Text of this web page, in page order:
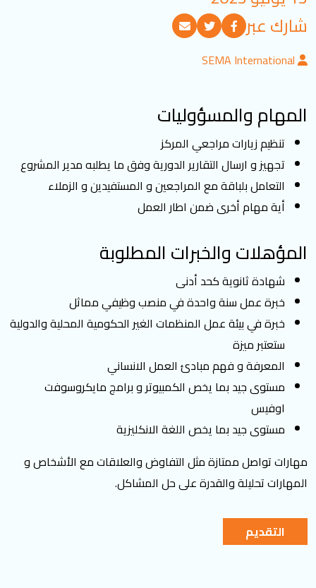
تسجيل الدخول
العربية
تابعنا
شارك عبر
SEMA International
المهام والمسؤوليات
تنظيم زيارات مراجعي المركز
تجهيز و ارسال التقارير الدورية وفق ما يطلبه مدير المشروع
التعامل بلباقة مع المراجعين و المستفيدين و الزملاء
أية مهام أخرى ضمن اطار العمل
المؤهلات والخبرات المطلوبة
شهادة ثانوية كحد أدنى
خبرة عمل سنة واحدة في منصب وظيفي مماثل
خبرة في ﺑﻴﺌﺔ ﻋﻤﻞ اﻟﻤﻨﻈﻤﺎت الغير اﻟﺤﻜﻮﻣﻴﺔ المحلية والدولية
ستعتبر ميزة
المعرفة و فهم مبادئ العمل الانساني
مستوى جيد بما يخص الكمبيوتر و برامج مايكروسوفت
اوفيس
مستوى جيد بما يخص اللغة الانكليزية
مهارات تواصل ممتازة مثل التفاوض والعلاقات مع الأشخاص و
المهارات تحليلة والقدرة على حل المشاكل.
التقديم